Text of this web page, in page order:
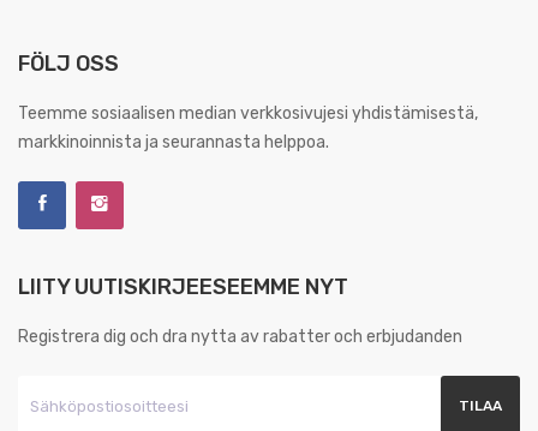
FÖLJ OSS
Teemme sosiaalisen median verkkosivujesi yhdistämisestä,
markkinoinnista ja seurannasta helppoa.
LIITY UUTISKIRJEESEEMME NYT
Registrera dig och dra nytta av rabatter och erbjudanden